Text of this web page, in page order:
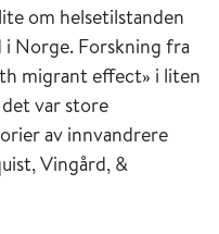
om helsetilstanden
Norge. Forskning fra
migrant effect» i liten
var store
av innvandrere
Vingård, &